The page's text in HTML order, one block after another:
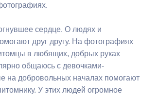
сердце. О людях и
друг другу. На фотографиях
в любящих, добрых руках
общаюсь с девочками-
на добровольных началах помогают
У этих людей огромное